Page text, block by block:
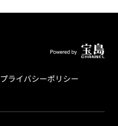
プライバシーポリシー